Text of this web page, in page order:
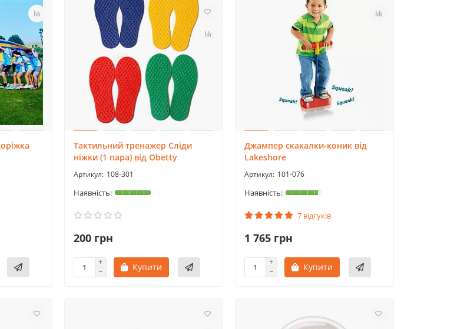
Тактильний тренажер Сліди
ніжки (1 пара) від Obetty
108-301
200 грн
Купити
Джампер скакалки-коник від
Lakeshore
101-076
7 відгуків
1 765 грн
Купити